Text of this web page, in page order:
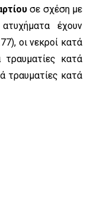
σε σχέση με
έχουν
οι νεκροί κατά
κατά
τραυματίες κατά